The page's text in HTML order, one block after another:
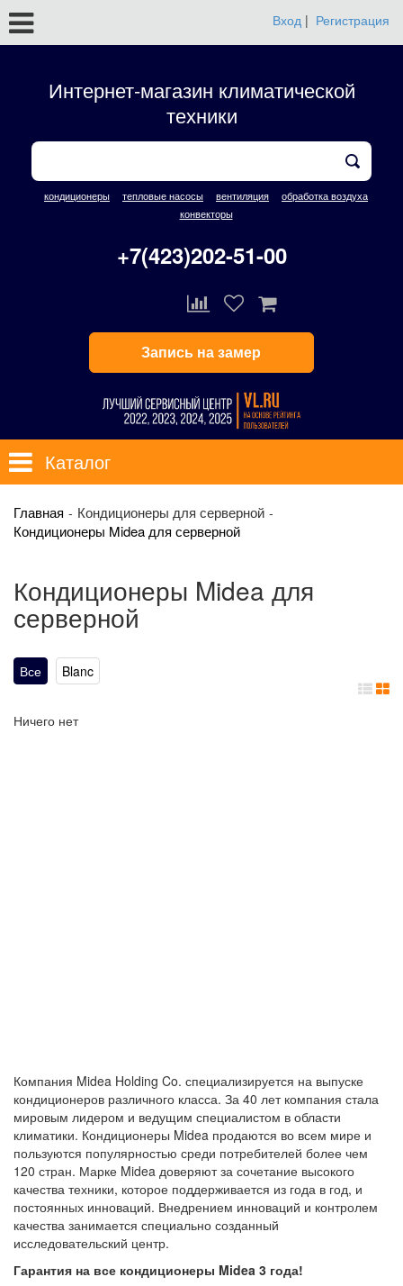
Вход | Регистрация
Интернет-магазин климатической
техники
кондиционеры тепловые насосы вентиляция
обработка воздуха
конвекторы
+7(423)202-51-00
Запись на замер
Каталог
Главная
Кондиционеры для серверной
Кондиционеры Midea для серверной
Кондиционеры Midea для
серверной
Все Blanc
Ничего нет
Компания Midea Holding Co. специализируется на выпуске
кондиционеров различного класса. За 40 лет компания стала
мировым лидером и ведущим специалистом в области
климатики. Кондиционеры Midea продаются во всем мире и
пользуются популярностью среди потребителей более чем
120 стран. Марке Midea доверяют за сочетание высокого
качества техники, которое поддерживается из года в год, и
постоянных инноваций. Внедрением инноваций и контролем
качества занимается специально созданный
исследовательский центр.
Гарантия на все кондиционеры Midea 3 года!